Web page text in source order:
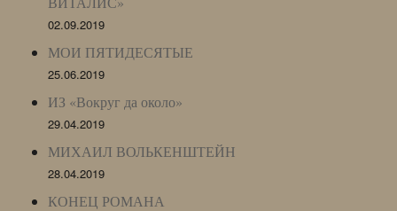
02.09.2019
МОИ ПЯТИДЕСЯТЫЕ
25.06.2019
ИЗ «Вокруг да около»
29.04.2019
МИХАИЛ ВОЛЬКЕНШТЕЙН
28.04.2019
КОНЕЦ РОМАНА